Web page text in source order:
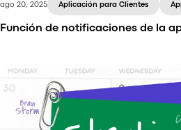
ago 20, 2025 Aplicación para Clientes
Función de notificaciones de la